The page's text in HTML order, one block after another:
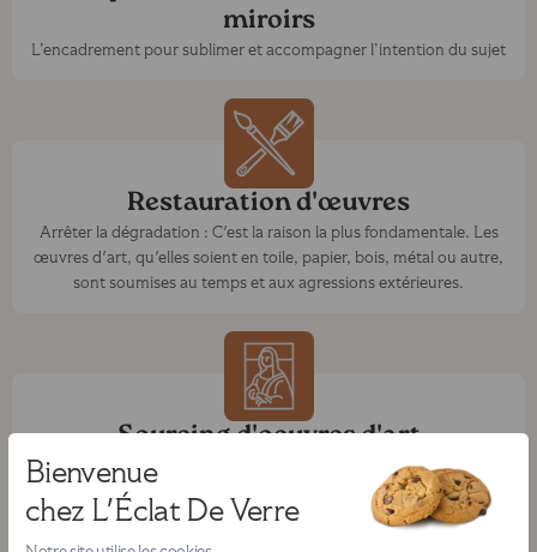
Bienvenue
chez L'Éclat De Verre
miroirs
L’encadrement pour sublimer et accompagner l’intention du sujet
Restauration d'œuvres
Arrêter la dégradation : C'est la raison la plus fondamentale. Les
œuvres d'art, qu'elles soient en toile, papier, bois, métal ou autre,
sont soumises au temps et aux agressions extérieures.
Sourcing d'oeuvres d'art
Nous sélectionnons soigneusement les oeuvres grâce à notre